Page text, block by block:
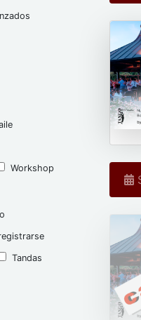
Workshop
Tandas